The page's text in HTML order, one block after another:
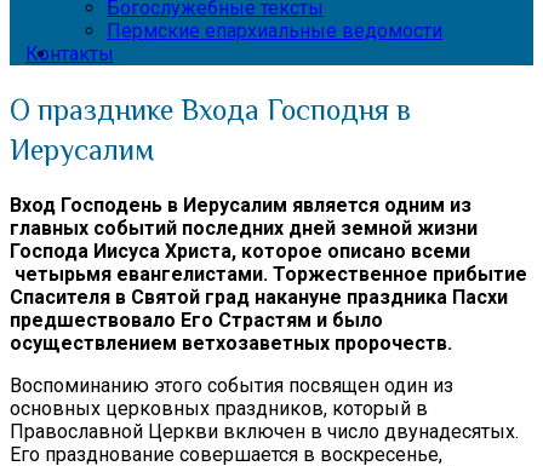
Богослужебные тексты
Пермские епархиальные ведомости
Контакты
О празднике Входа Господня в
Иерусалим
Вход Господень в Иерусалим является одним из
главных событий последних дней земной жизни
Господа Иисуса Христа, которое описано всеми
четырьмя евангелистами. Торжественное прибытие
Спасителя в Святой град накануне праздника Пасхи
предшествовало Его Страстям и было
осуществлением ветхозаветных пророчеств.
Воспоминанию этого события посвящен один из
основных церковных праздников, который в
Православной Церкви включен в число двунадесятых.
Его празднование совершается в воскресенье,